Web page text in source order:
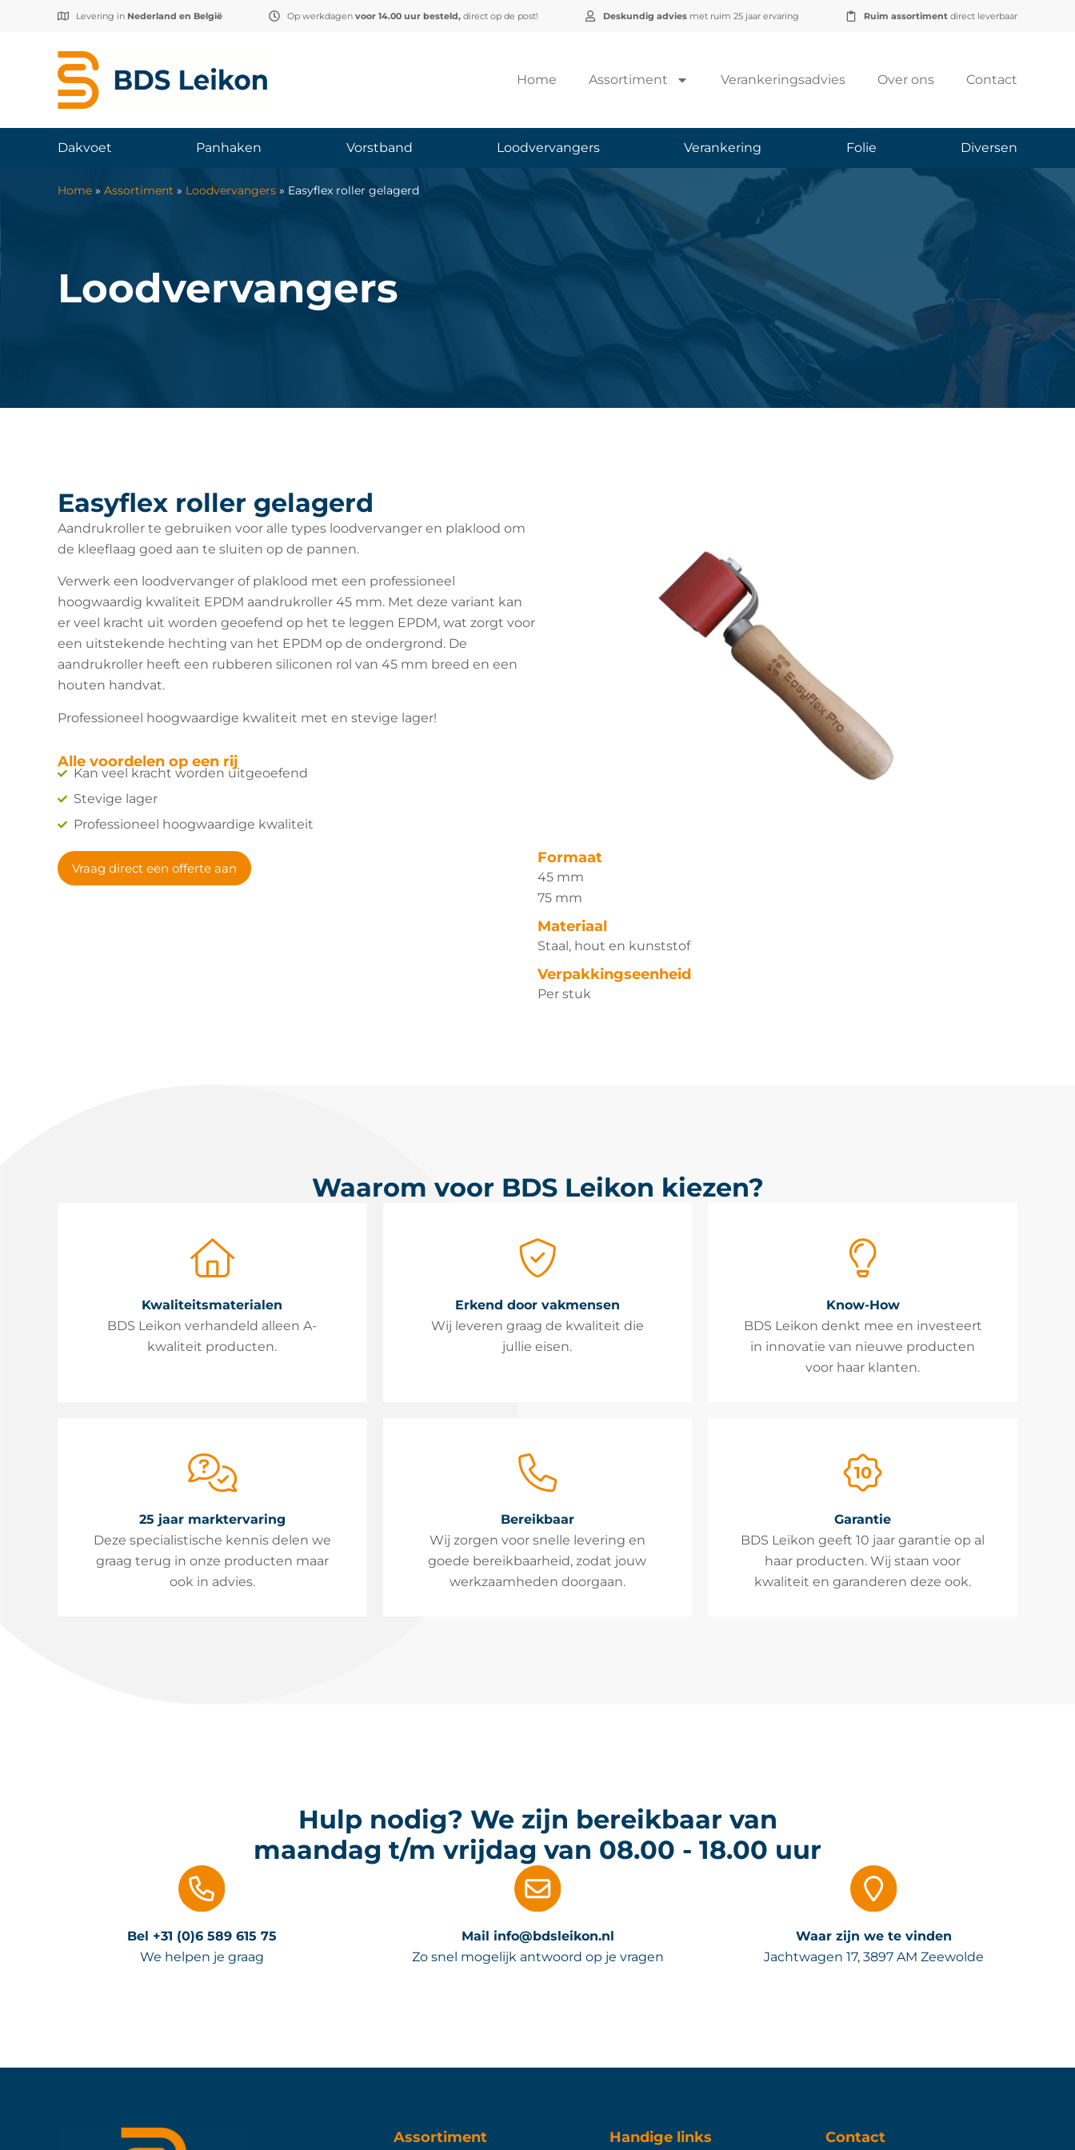
Levering in Nederland en België Op werkdagen voor 14.00 uur besteld,direct op de post! Deskundig adviesmet ruim 25 jaar ervaring Ruim assortimentdirect leverbaar
Home Assortiment Verankeringsadvies Over ons Contact
Dakvoet Panhaken Vorstband Loodvervangers Verankering Folie Diversen
Home » Assortiment » Loodvervangers » Easyflex roller gelagerd
Loodvervangers
Easyflex roller gelagerd
Aandrukroller te gebruiken voor alle types loodvervanger en plaklood om
de kleeflaag goed aan te sluiten op de pannen.
Verwerk een loodvervanger of plaklood met een professioneel
hoogwaardig kwaliteit EPDM aandrukroller 45 mm. Met deze variant kan
er veel kracht uit worden geoefend op het te leggen EPDM, wat zorgt voor
een uitstekende hechting van het EPDM op de ondergrond. De
aandrukroller heeft een rubberen siliconen rol van 45 mm breed en een
houten handvat.
Professioneel hoogwaardige kwaliteit met en stevige lager!
Alle voordelen op een rij
Kan veel kracht worden uitgeoefend
Stevige lager
Professioneel hoogwaardige kwaliteit
Vraag direct een offerte aan
Formaat
45 mm
75 mm
Materiaal
Staal, hout en kunststof
Verpakkingseenheid
Per stuk
Waarom voor BDS Leikon kiezen?
Kwaliteitsmaterialen
BDS Leikon verhandeld alleen A-
kwaliteit producten.
Erkend door vakmensen
Wij leveren graag de kwaliteit die
jullie eisen.
Know-How
BDS Leikon denkt mee en investeert
in innovatie van nieuwe producten
voor haar klanten.
25 jaar marktervaring
Deze specialistische kennis delen we
graag terug in onze producten maar
ook in advies.
Bereikbaar
Wij zorgen voor snelle levering en
goede bereikbaarheid, zodat jouw
werkzaamheden doorgaan.
Garantie
BDS Leikon geeft 10 jaar garantie op al
haar producten. Wij staan voor
kwaliteit en garanderen deze ook.
Hulp nodig? We zijn bereikbaar van
maandag t/m vrijdag van 08.00 - 18.00 uur
Bel +31 (0)6 589 615 75
We helpen je graag
Mail info@bdsleikon.nl
Zo snel mogelijk antwoord op je vragen
Waar zijn we te vinden
Jachtwagen 17, 3897 AM Zeewolde
Assortiment Handige links Contact